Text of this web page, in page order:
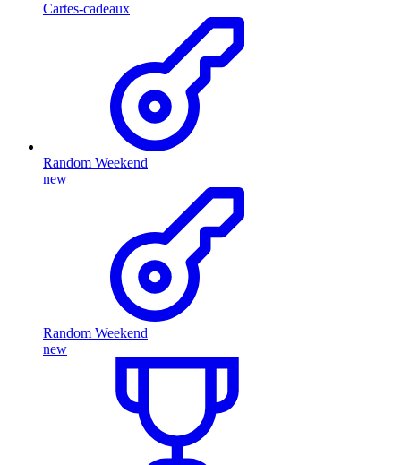
Cartes-cadeaux
Random Weekend
new
Random Weekend
new